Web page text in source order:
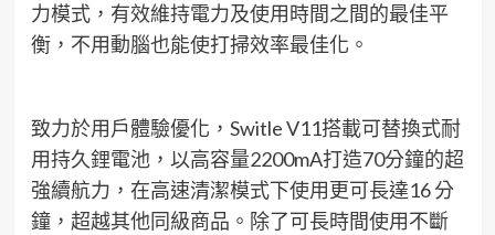
力模式，有效維持電力及使用時間之間的最佳平
衡，不用動腦也能使打掃效率最佳化。
致力於用戶體驗優化，Switle V11搭載可替換式耐
用持久鋰電池，以高容量2200mA打造70分鐘的超
強續航力，在高速清潔模式下使用更可長達16 分
鐘，超越其他同級商品。除了可長時間使用不斷